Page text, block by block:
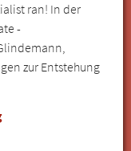
ran! In der
-
zur Entstehung